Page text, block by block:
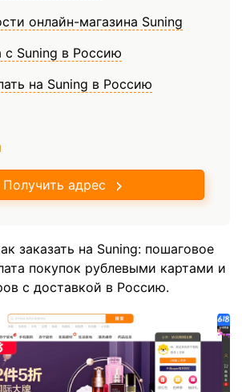
онлайн-магазина Suning
с Suning в Россию
на Suning в Россию
Получить адрес
заказать на Suning: пошаговое
покупок рублевыми картами и
с доставкой в Россию.